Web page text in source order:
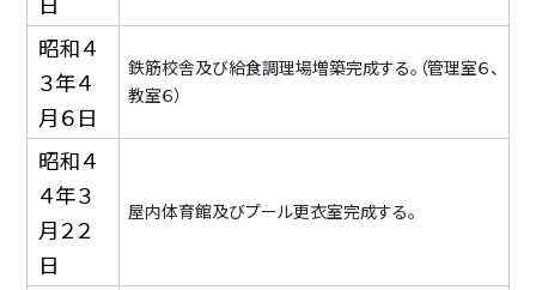
昭和４
３年４
月６日
鉄筋校舎及び給食調理場増築完成する。（管理室６、
教室６）
昭和４
４年３
月２２
日
屋内体育館及びプール更衣室完成する。